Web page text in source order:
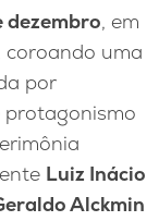
dezembro, em
coroando uma
por
protagonismo
Luiz Inácio
Alckmin